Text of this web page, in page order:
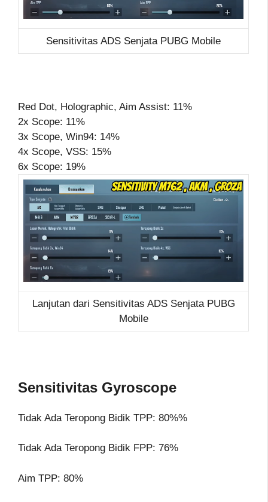
Sensitivitas ADS Senjata PUBG Mobile
Red Dot, Holographic, Aim Assist: 11%
2x Scope: 11%
3x Scope, Win94: 14%
4x Scope, VSS: 15%
6x Scope: 19%
Lanjutan dari Sensitivitas ADS Senjata PUBG
Mobile
Sensitivitas Gyroscope
Tidak Ada Teropong Bidik TPP: 80%%
Tidak Ada Teropong Bidik FPP: 76%
Aim TPP: 80%